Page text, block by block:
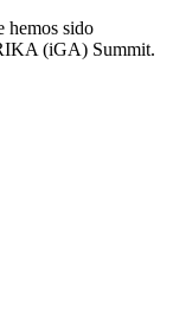
hemos sido
(iGA) Summit.